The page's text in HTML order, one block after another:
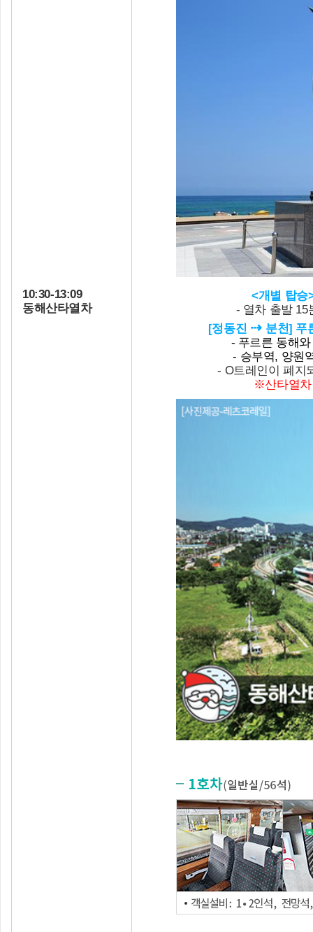
10:30-13:09
동해산타열차
<개별 탑승
- 열차 출발
[정동진 ⇢ 분천] 푸
- 푸르른 동해
- 승부역, 양원
- O트레인이 폐지
※산타열차